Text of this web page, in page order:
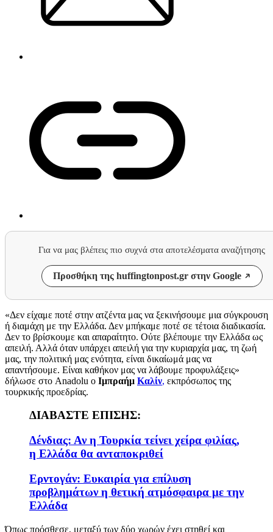
Για να μας βλέπεις πιο συχνά στα αποτελέσματα αναζήτησης
Προσθήκη της huffingtonpost.gr στην Google
«Δεν είχαμε ποτέ στην ατζέντα μας να ξεκινήσουμε μια σύγκρουση
ή διαμάχη με την Ελλάδα. Δεν μπήκαμε ποτέ σε τέτοια διαδικασία.
Δεν το βρίσκουμε και απαραίτητο. Ούτε βλέπουμε την Ελλάδα ως
απειλή. Αλλά όταν υπάρχει απειλή για την κυριαρχία μας, τη ζωή
μας, την πολιτική μας ενότητα, είναι δικαίωμά μας να
απαντήσουμε. Είναι καθήκον μας να λάβουμε προφυλάξεις»
δήλωσε στο Anadolu ο Ιμπραήμ Καλίν, εκπρόσωπος της
τουρκικής προεδρίας.
ΔΙΑΒΑΣΤΕ ΕΠΙΣΗΣ:
Δένδιας: Αν η Τουρκία τείνει χείρα φιλίας,
η Ελλάδα θα ανταποκριθεί
Ερντογάν: Ευκαιρία για επίλυση
προβλημάτων η θετική ατμόσφαιρα με την
Ελλάδα
Όπως πρόσθεσε, μεταξύ των δύο χωρών έχει στηθεί και